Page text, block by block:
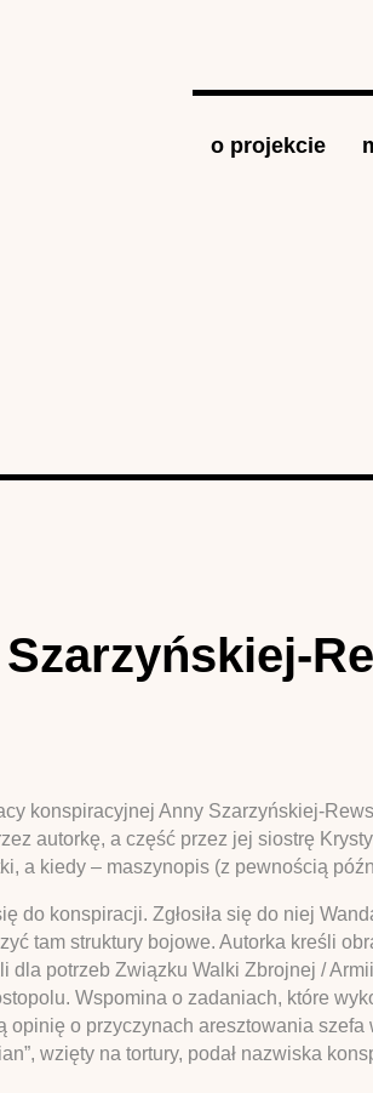
o projekcie
konspiracyjnej Anny Szarzyńskiej-
autorkę, a część przez jej siostrę
a kiedy – maszynopis (z pewnością
do konspiracji. Zgłosiła się do niej
tam struktury bojowe. Autorka kreśli
potrzeb Związku Walki Zbrojnej /
Wspomina o zadaniach, które
o przyczynach aresztowania
wzięty na tortury, podał nazwiska